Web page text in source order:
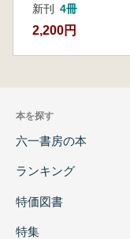
新刊 4冊
2,200円
本を探す
六一書房の本
ランキング
特価図書
特集